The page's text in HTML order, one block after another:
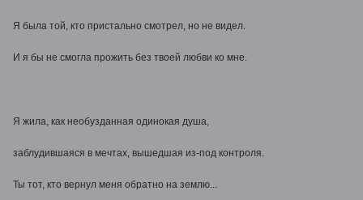
Я была той, кто пристально смотрел, но не видел.
И я бы не смогла прожить без твоей любви ко мне.
Я жила, как необузданная одинокая душа,
заблудившаяся в мечтах, вышедшая из-под контроля.
Ты тот, кто вернул меня обратно на землю...